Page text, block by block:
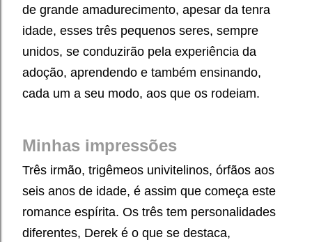
de grande amadurecimento, apesar da tenra
idade, esses três pequenos seres, sempre
unidos, se conduzirão pela experiência da
adoção, aprendendo e também ensinando,
cada um a seu modo, aos que os rodeiam.
Minhas impressões
Três irmão, trigêmeos univitelinos, órfãos aos
seis anos de idade, é assim que começa este
romance espírita. Os três tem personalidades
diferentes, Derek é o que se destaca,